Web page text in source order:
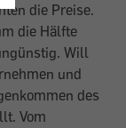
die Preise.
die Hälfte
Will
und
des
Vom